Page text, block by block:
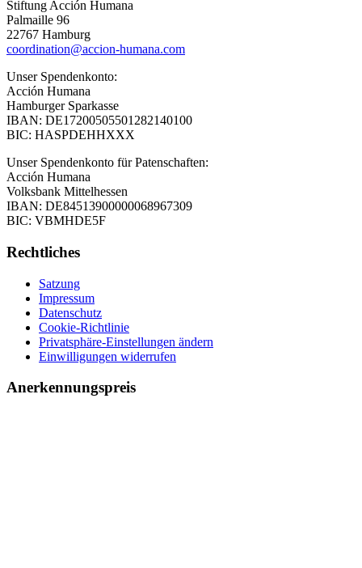
Stiftung Acción Humana
Palmaille 96
22767 Hamburg
coordination@accion-humana.com
Unser Spendenkonto:
Acción Humana
Hamburger Sparkasse
IBAN: DE17200505501282140100
BIC: HASPDEHHXXX
Unser Spendenkonto für Patenschaften:
Acción Humana
Volksbank Mittelhessen
IBAN: DE84513900000068967309
BIC: VBMHDE5F
Rechtliches
Satzung
Impressum
Datenschutz
Cookie-Richtlinie
Privatsphäre-Einstellungen ändern
Einwilligungen widerrufen
Anerkennungspreis